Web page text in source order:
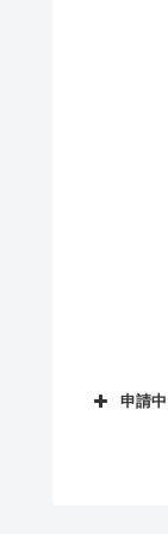
申請中